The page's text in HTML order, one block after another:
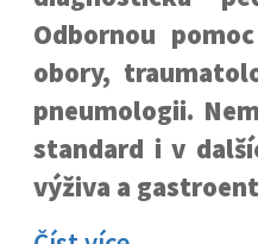
Odbornou
obory,
pneumologii.
standard i v
výživa a